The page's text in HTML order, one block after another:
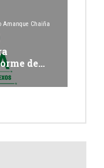
Amanque Chaiña
de